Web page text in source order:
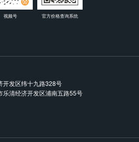
视频号 官方价格查询系统
开发区纬十九路328号
乐清经济开发区浦南五路55号